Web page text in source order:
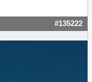
#135222